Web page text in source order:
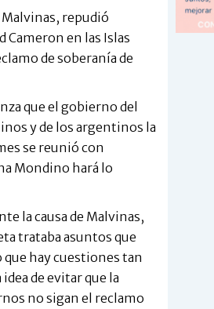
Malvinas, repudió
en las Islas
de soberanía de
que el gobierno del
y de los argentinos la
se reunió con
Mondino hará lo
la causa de Malvinas,
trataba asuntos que
hay cuestiones tan
de evitar que la
no sigan el reclamo